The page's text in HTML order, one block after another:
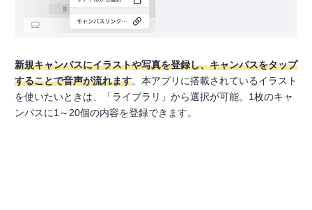
新規キャンバスにイラストや写真を登録し、キャンバスをタップ
することで音声が流れます。本アプリに搭載されているイラスト
を使いたいときは、「ライブラリ」から選択が可能。1枚のキャ
ンバスに1～20個の内容を登録できます。